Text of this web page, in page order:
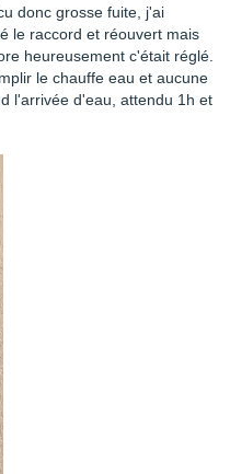
donc grosse fuite, j'ai
le raccord et réouvert mais
heureusement c'était réglé.
le chauffe eau et aucune
l'arrivée d'eau, attendu 1h et